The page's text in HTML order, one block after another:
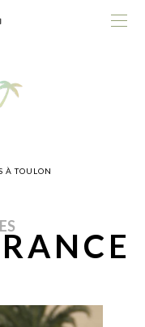
À TOULON